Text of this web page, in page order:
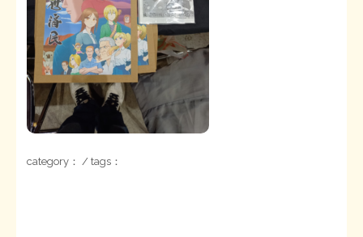
日本経済を解説するヤンキー／MIHANAマンガ／旧・財研出版
MMTの学習資料
STOPインボイス作品集
たかの経世済民イラスト集
category： / tags：